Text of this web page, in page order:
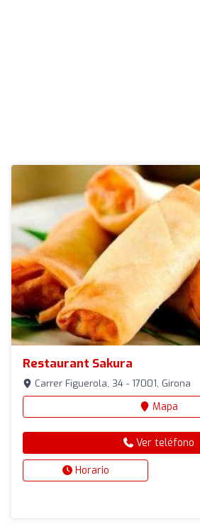
Restaurant Sakura
Carrer Figuerola, 34 - 17001, Girona
Mapa
Ver teléfono
Horario